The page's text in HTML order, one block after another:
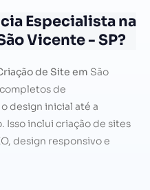
Especialista na
Vicente - SP?
de Site em São
de
design inicial até a
Isso inclui criação de sites
design responsivo e